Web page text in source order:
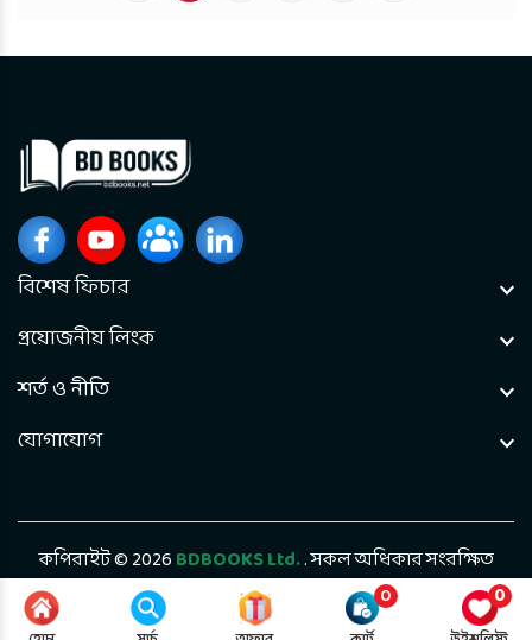
0 0
বিশেষ ফিচার
প্রয়োজনীয় লিংক
শর্ত ও নীতি
যোগাযোগ
কপিরাইট © 2026BDBOOKS Ltd.. সকল অধিকার সংরক্ষিত
ডেভেলপড বাইBintel Future Tech